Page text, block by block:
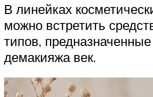
В линейках
можно встретить
типов,
демакияжа век.